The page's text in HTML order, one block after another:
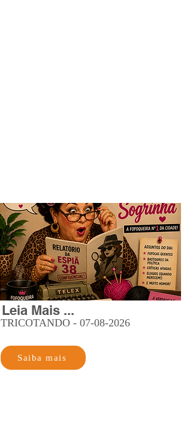
Leia Mais ...
TRICOTANDO - 07-08-2026
Saiba mais